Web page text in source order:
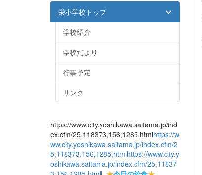
栄小学校トップ
学校紹介
学校だより
行事予定
リンク
https://www.city.yoshikawa.saitama.jp/ind
ex.cfm/25,118373,156,1285,htmlhttps://w
ww.city.yoshikawa.saitama.jp/index.cfm/2
5,118373,156,1285,htmlhttps://www.city.y
oshikawa.saitama.jp/index.cfm/25,11837